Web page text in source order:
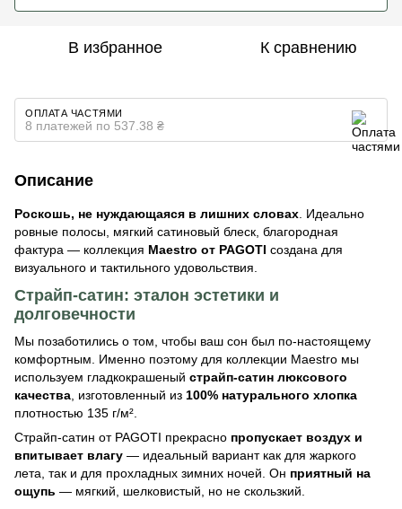
В избранное К сравнению
ОПЛАТА ЧАСТЯМИ
8 платежей по 537.38 ₴
Описание
Роскошь, не нуждающаяся в лишних словах . Идеально
ровные полосы, мягкий сатиновый блеск, благородная
фактура — коллекция Maestro от PAGOTI создана для
визуального и тактильного удовольствия.
Страйп-сатин: эталон эстетики и
долговечности
Мы позаботились о том, чтобы ваш сон был по-настоящему
комфортным. Именно поэтому для коллекции Maestro мы
используем гладкокрашеный страйп-сатин люксового
качества , изготовленный из 100% натурального хлопка
плотностью 135 г/м².
Страйп-сатин от PAGOTI прекрасно пропускает воздух и
впитывает влагу — идеальный вариант как для жаркого
лета, так и для прохладных зимних ночей. Он приятный на
ощупь — мягкий, шелковистый, но не скользкий.